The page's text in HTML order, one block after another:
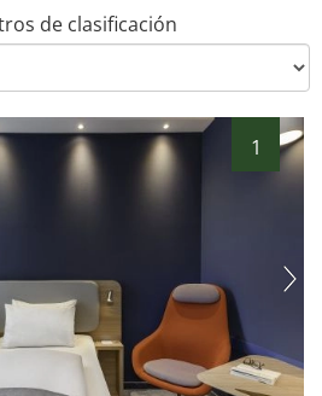
de clasificación
1